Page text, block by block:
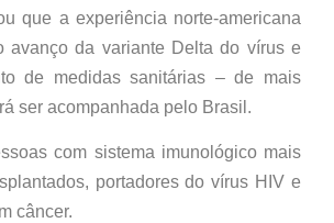
que a experiência norte-americana
avanço da variante Delta do vírus e
de medidas sanitárias – de mais
ser acompanhada pelo Brasil.
com sistema imunológico mais
portadores do vírus HIV e
câncer.